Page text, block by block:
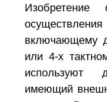
включающему
или 4-х
используют
имеющий